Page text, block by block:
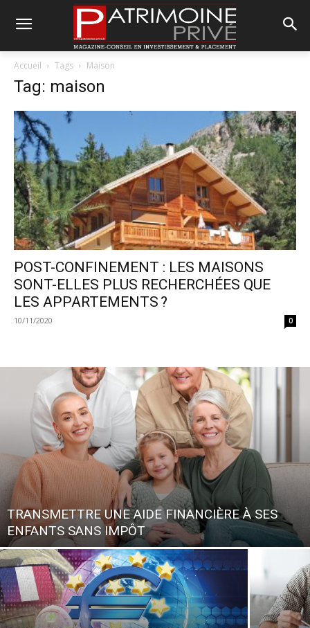
Accueil Tags Maison
Tag: maison
POST-CONFINEMENT : LES MAISONS
SONT-ELLES PLUS RECHERCHÉES QUE
LES APPARTEMENTS ?
10/11/2020 0
TRANSMETTRE UNE AIDE FINANCIÈRE À SES
ENFANTS SANS IMPÔT